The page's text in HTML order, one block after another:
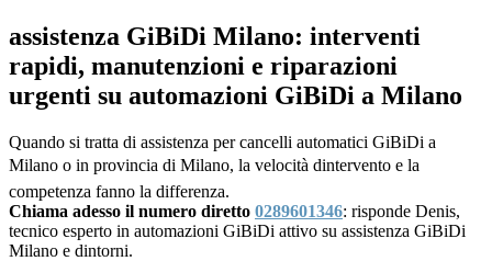
assistenza GiBiDi Milano: interventi
rapidi, manutenzioni e riparazioni
urgenti su automazioni GiBiDi a Milano
Quando si tratta di assistenza per cancelli automatici GiBiDi a
Milano o in provincia di Milano, la velocità dintervento e la
competenza fanno la differenza.
Chiama adesso il numero diretto 0289601346: risponde Denis,
tecnico esperto in automazioni GiBiDi attivo su assistenza GiBiDi
Milano e dintorni.